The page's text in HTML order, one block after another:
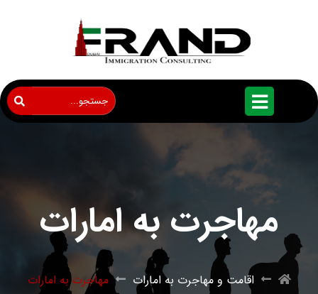
مهاجرت به امارات
اقامت و مهاجرت به امارات مهاجرت به امارات